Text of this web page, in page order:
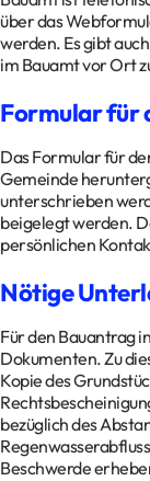
über das
werden. Es gibt
im Bauamt vor Ort
Formular für
Das Formular für
Gemeinde
unterschrieben
beigelegt werden.
persönlichen
Nötige
Für den Bauantrag
Dokumenten. Zu
Kopie des
bezüglich des
Beschwerde